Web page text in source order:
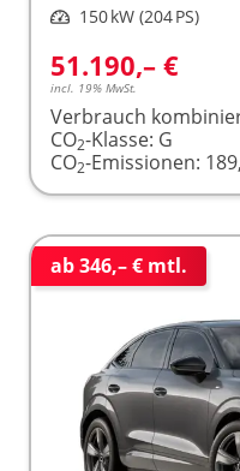
Leistung 150 kW (204 PS)
51.190,– €
incl. 19% MwSt.
Verbrauch
CO2-Klasse: G
CO2-Emissionen:
ab 346,– € mtl.